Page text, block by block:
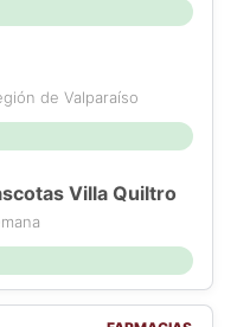
de Valparaíso
Villa Quiltro